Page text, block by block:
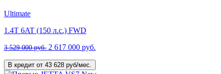
Ultimate
1.4T 6AT (150 л.с.) FWD
3 529 000 руб. 2 617 000 руб.
В кредит от 43 628 руб/мес.